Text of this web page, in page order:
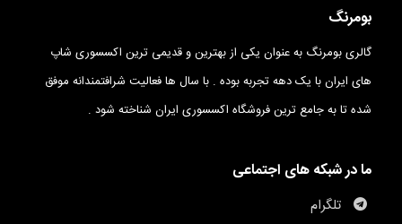
بومرنگ
گالری بومرنگ به عنوان یکی از بهترین و قدیمی ترین اکسسوری شاپ
های ایران با یک دهه تجربه بوده . با سال ها فعالیت شرافتمندانه موفق
شده تا به جامع ترین فروشگاه اکسسوری ایران شناخته شود .
ما در شبکه های اجتماعی
تلگرام